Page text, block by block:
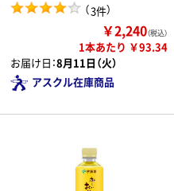
（3件）
￥2,240（税込）
1本あたり ￥93.34
お届け日：8月11日（火）
アスクル在庫商品